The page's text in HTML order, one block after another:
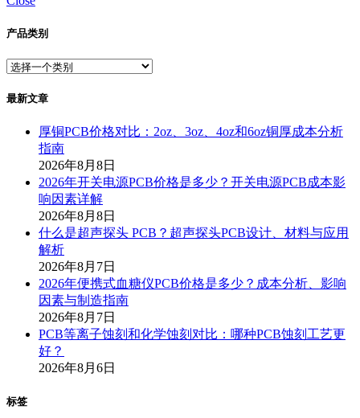
产品类别
最新文章
厚铜PCB价格对比：2oz、3oz、4oz和6oz铜厚成本分析
指南
2026年8月8日
2026年开关电源PCB价格是多少？开关电源PCB成本影
响因素详解
2026年8月8日
什么是超声探头 PCB？超声探头PCB设计、材料与应用
解析
2026年8月7日
2026年便携式血糖仪PCB价格是多少？成本分析、影响
因素与制造指南
2026年8月7日
PCB等离子蚀刻和化学蚀刻对比：哪种PCB蚀刻工艺更
好？
2026年8月6日
标签